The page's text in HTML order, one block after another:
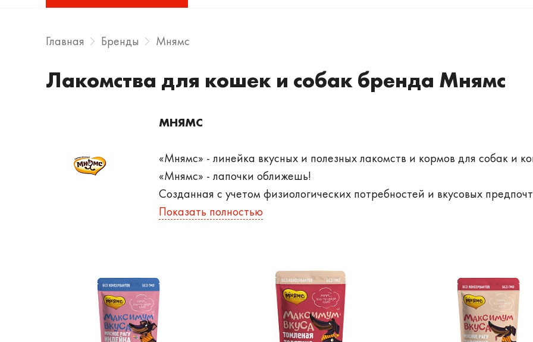
Главная Бренды Мнямс
Лакомства для кошек и собак бренда Мнямс
МНЯМС
«Мнямс» - линейка вкусных и полезных лакомств и кормов для собак и
«Мнямс» - лапочки оближешь!
Созданная с учетом физиологических потребностей и вкусовых
порадует даже самого избалованного питомца! Европейское качество,
Показать полностью